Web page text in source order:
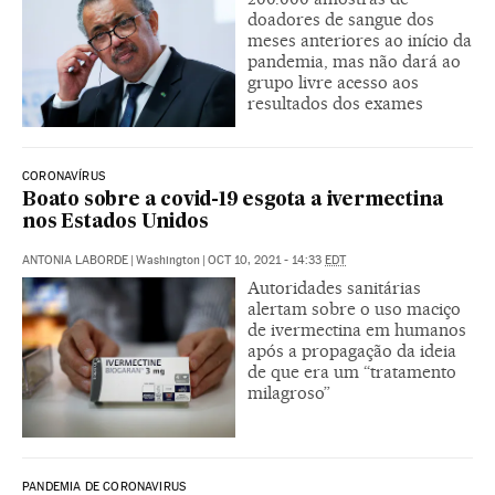
doadores de sangue dos
meses anteriores ao início da
pandemia, mas não dará ao
grupo livre acesso aos
resultados dos exames
CORONAVÍRUS
Boato sobre a covid-19 esgota a ivermectina
nos Estados Unidos
ANTONIA LABORDE | Washington | OCT 10, 2021 - 14:33 EDT
Autoridades sanitárias
alertam sobre o uso maciço
de ivermectina em humanos
após a propagação da ideia
de que era um “tratamento
milagroso”
PANDEMIA DE CORONAVIRUS